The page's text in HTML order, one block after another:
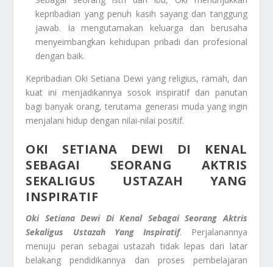
kepribadian yang penuh kasih sayang dan tanggung
jawab. Ia mengutamakan keluarga dan berusaha
menyeimbangkan kehidupan pribadi dan profesional
dengan baik.
Kepribadian Oki Setiana Dewi yang religius, ramah, dan
kuat ini menjadikannya sosok inspiratif dan panutan
bagi banyak orang, terutama generasi muda yang ingin
menjalani hidup dengan nilai-nilai positif.
OKI SETIANA DEWI DI KENAL
SEBAGAI SEORANG AKTRIS
SEKALIGUS USTAZAH YANG
INSPIRATIF
Oki Setiana Dewi Di Kenal Sebagai Seorang Aktris
Sekaligus Ustazah Yang Inspiratif. Perjalanannya
menuju peran sebagai ustazah tidak lepas dari latar
belakang pendidikannya dan proses pembelajaran